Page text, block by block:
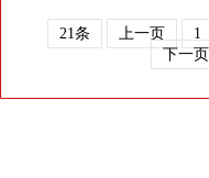
21条 上一页 1
下一页